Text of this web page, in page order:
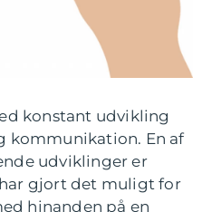
konstant udvikling
kommunikation. En af
udviklinger er
gjort det muligt for
hinanden på en